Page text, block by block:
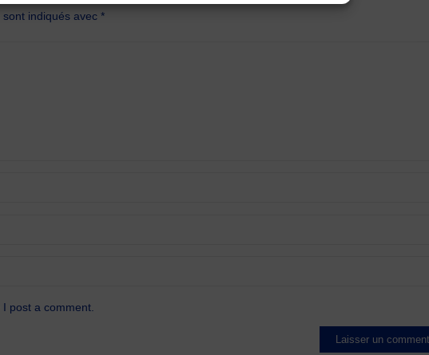
sont indiqués avec*
post a comment.